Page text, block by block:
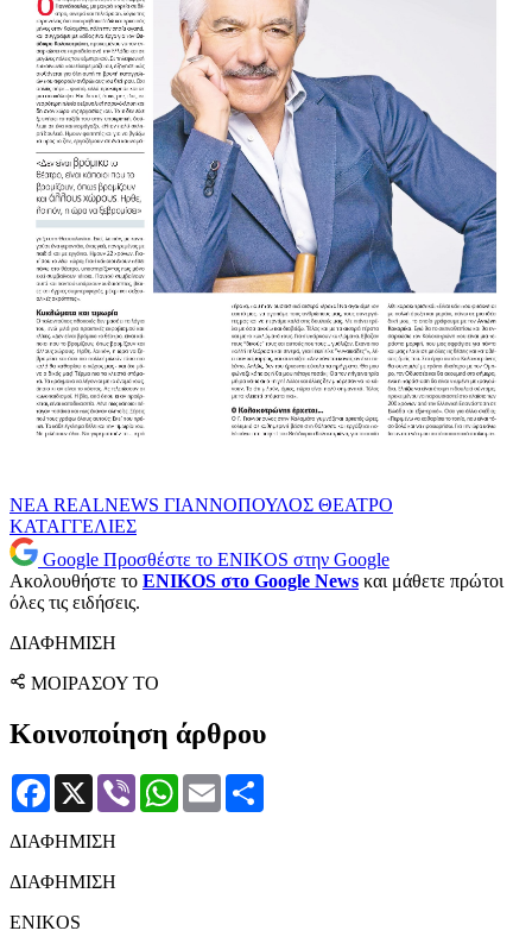
NEA REALNEWS ΓΙΑΝΝΟΠΟΥΛΟΣ ΘΕΑΤΡΟ
ΚΑΤΑΓΓΕΛΙΕΣ
Google Προσθέστε το ENIKOS στην Google
Ακολουθήστε το ENIKOS στο Google News και μάθετε πρώτοι
όλες τις ειδήσεις.
ΔΙΑΦΗΜΙΣΗ
ΜΟΙΡΑΣΟΥ ΤΟ
Κοινοποίηση άρθρου
Facebook
X Viber WhatsApp
Email
ΔΙΑΦΗΜΙΣΗ
ΔΙΑΦΗΜΙΣΗ
ENIKOS